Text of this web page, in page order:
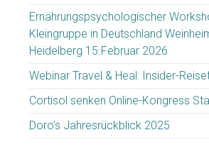
Ernährungspsychologischer
Kleingruppe in Deutschland
Heidelberg 15.Februar 2026
Webinar Travel & Heal: Insider-
Cortisol senken Online-Kongress
Doro’s Jahresrückblick 2025